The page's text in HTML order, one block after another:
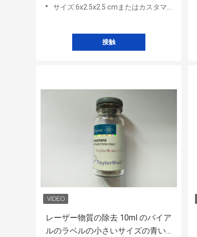
サイズ:6x2.5x2.5 cmまたはカスタマイズされる
接触
レーザー物質の除去 10ml のバイア
ルのラベルの小さいサイズの青い